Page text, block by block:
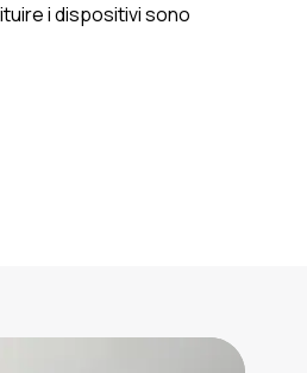
i dispositivi sono